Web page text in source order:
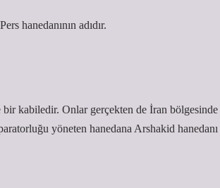
hanedanının adıdır.
kabiledir. Onlar gerçekten de İran bölgesinde
yöneten hanedana Arshakid hanedanı